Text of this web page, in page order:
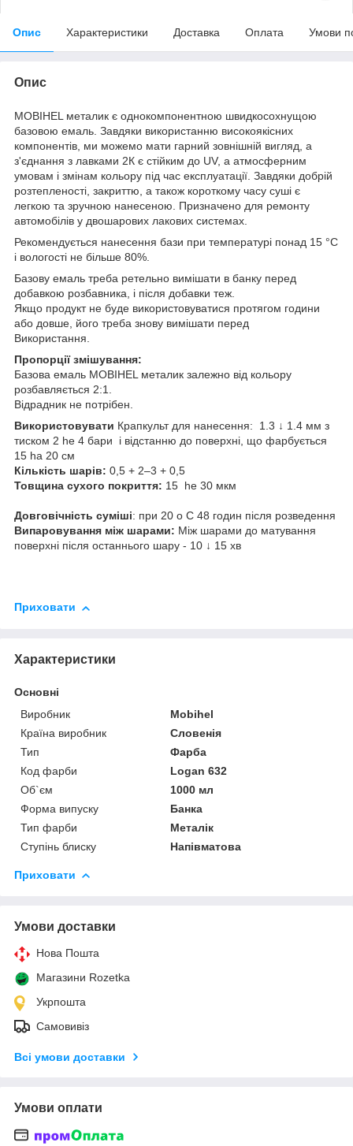
Опис Характеристики Доставка Оплата Умови
Опис
MOBIHEL металик є однокомпонентною швидкосохнущою
базовою емаль. Завдяки використанню високоякісних
компонентів, ми можемо мати гарний зовнішній вигляд, а
з'єднання з лавками 2К є стійким до UV, а атмосферним
умовам і змінам кольору під час експлуатації. Завдяки добрій
розтепленості, закриттю, а також короткому часу суші є
легкою та зручною нанесеною. Призначено для ремонту
автомобілів у двошарових лакових системах.
Рекомендується нанесення бази при температурі понад 15 °C
і вологості не більше 80%.
Базову емаль треба ретельно вимішати в банку перед
добавкою розбавника, і після добавки теж.
Якщо продукт не буде використовуватися протягом години
або довше, його треба знову вимішати перед
Використання.
Пропорції змішування:
Базова емаль MOBIHEL металик залежно від кольору
розбавляється 2:1.
Відрадник не потрібен.
Використовувати Крапкульт для нанесення: 1.3 ↓ 1.4 мм з
тиском 2 he 4 бари і відстанню до поверхні, що фарбується
15 ha 20 см
Кількість шарів: 0,5 + 2–3 + 0,5
Товщина сухого покриття: 15 he 30 мкм
Довговічність суміші: при 20 o C 48 годин після розведення
Випаровування між шарами: Між шарами до матування
поверхні після останнього шару - 10 ↓ 15 хв
Приховати
Характеристики
Основні
Виробник
Mobihel
Країна виробник
Словенія
Тип
Фарба
Код фарби
Logan 632
Об`єм
1000 мл
Форма випуску
Банка
Тип фарби
Металік
Ступінь блиску
Напівматова
Приховати
Умови доставки
Нова Пошта
Магазини Rozetka
Укрпошта
Самовивіз
Всі умови доставки
Умови оплати